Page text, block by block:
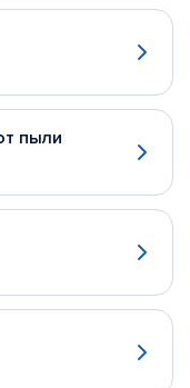
пыли